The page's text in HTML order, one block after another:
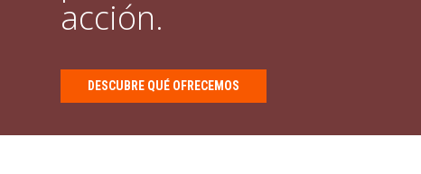
acción.
DESCUBRE QUÉ OFRECEMOS